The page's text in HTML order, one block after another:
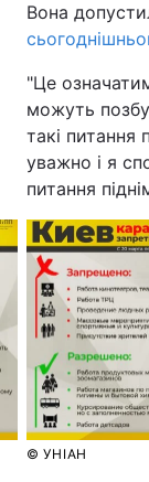
Контакти
Послуги
Тема
Вона
"Це
можуть
такі питання
уважно і я
питання
© УНІАН